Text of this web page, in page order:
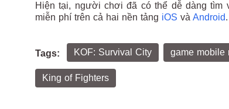
Hiện tại, người chơi đã có thể dễ dàng tìm
miễn phí trên cả hai nền tảng iOS và Android.
Tags: KOF: Survival City game mobile
King of Fighters